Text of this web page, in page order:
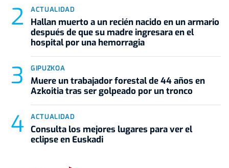
ACTUALIDAD
Hallan muerto a un recién nacido en un armario
después de que su madre ingresara en el
hospital por una hemorragia
GIPUZKOA
Muere un trabajador forestal de 44 años en
Azkoitia tras ser golpeado por un tronco
ACTUALIDAD
Consulta los mejores lugares para ver el
eclipse en Euskadi